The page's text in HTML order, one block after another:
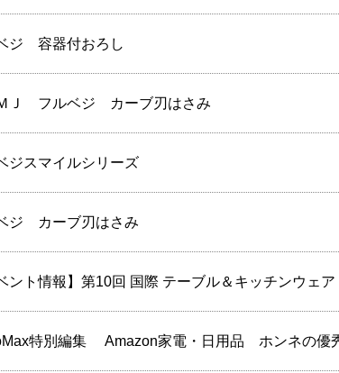
ジ 容器付おろし
Ｊ フルベジ カーブ刃はさみ
ジスマイルシリーズ
ジ カーブ刃はさみ
ント情報】第10回 国際 テーブル＆キッチンウェ
特別編集 Amazon家電・日用品 ホンネの優